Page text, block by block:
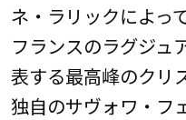
ネ・ラリックによっ
フランスのラグジュ
表する最高峰のクリ
独自のサヴォワ・フ